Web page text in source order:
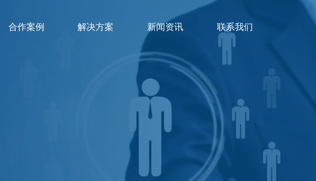
合作案例 解决方案 新闻资讯 联系我们